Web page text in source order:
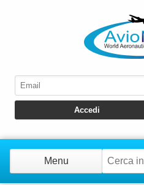
Menu